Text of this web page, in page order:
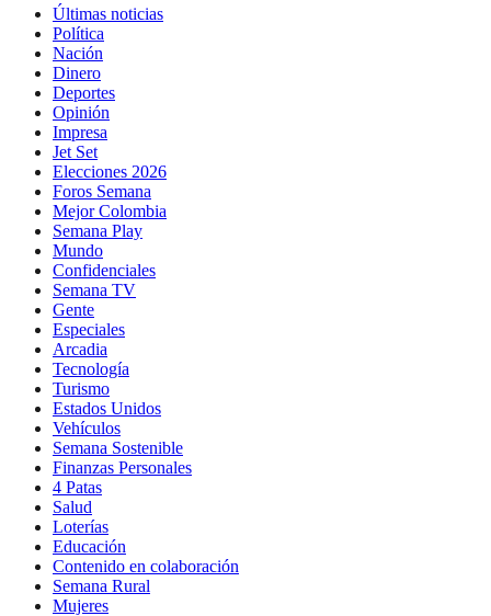
Últimas noticias
Política
Nación
Dinero
Deportes
Opinión
Impresa
Jet Set
Elecciones 2026
Foros Semana
Mejor Colombia
Semana Play
Mundo
Confidenciales
Semana TV
Gente
Especiales
Arcadia
Tecnología
Turismo
Estados Unidos
Vehículos
Semana Sostenible
Finanzas Personales
4 Patas
Salud
Loterías
Educación
Contenido en colaboración
Semana Rural
Mujeres